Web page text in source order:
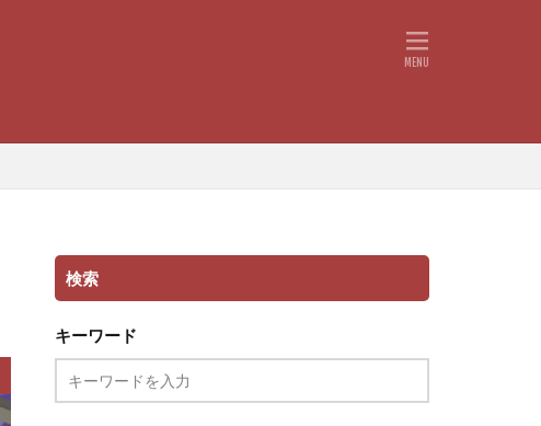
検索
キーワード